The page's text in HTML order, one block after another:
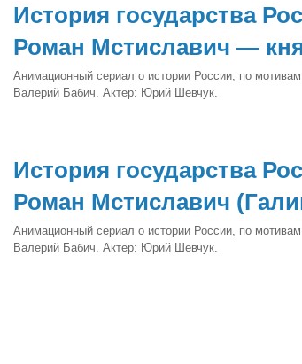
История государства
Роман Мстиславич —
Анимационный сериал о истории России, по
Валерий Бабич. Актер: Юрий Шевчук.
История государства
Роман Мстиславич
Анимационный сериал о истории России, по
Валерий Бабич. Актер: Юрий Шевчук.